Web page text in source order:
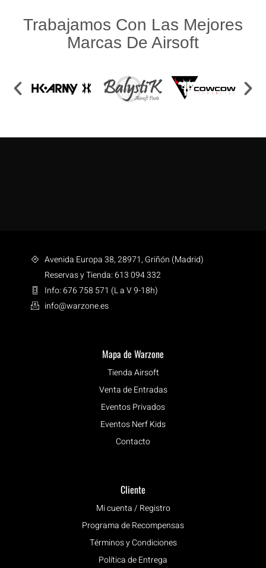
Trabajamos Con Las Mejores
Marcas De Airsoft
Avenida Europa 38, 28971, Griñón (Madrid)
Reservas y Tienda: 613 094 332
Info: 676 758 571 (L a V 9-18h)
info@warzone.es
Mapa de Warzone
Tienda Airsoft
Venta de Entradas
Eventos Privados
Eventos Nerf Kids
Contacto
Cliente
Mi cuenta / Registro
Programa de Recompensas
Términos y Condiciones
Política de Entrega